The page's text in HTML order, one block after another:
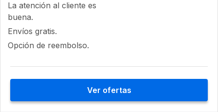
La atención al cliente es
buena.
Envíos gratis.
Opción de reembolso.
Ver ofertas